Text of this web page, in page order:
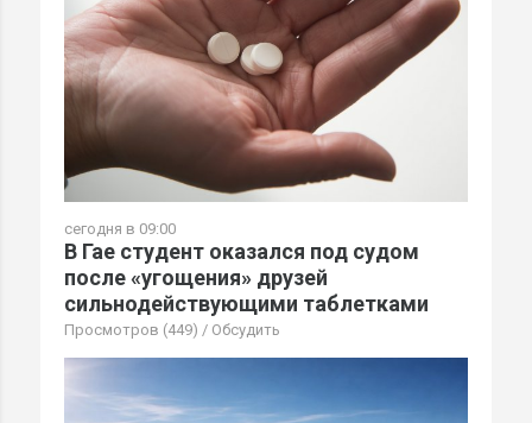
сегодня в 09:00
В Гае студент оказался под судом
после «угощения» друзей
сильнодействующими таблетками
Просмотров (449) / Обсудить